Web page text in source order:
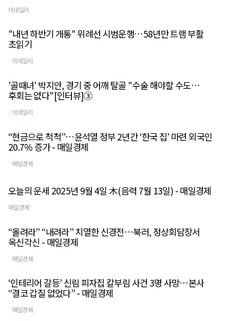
이데일리
"내년 하반기 개통" 위례선 시범운행…58년만 트램 부활
초읽기
이데일리
'골때녀' 박지안, 경기 중 어깨 탈골 "수술 해야할 수도…
후회는 없다"[인터뷰]③
이데일리
“현금으로 척척”…윤석열 정부 2년간 ‘한국 집’ 마련 외국인
20.7% 증가 - 매일경제
매일경제
오늘의 운세 2025년 9월 4일 木(음력 7월 13일) - 매일경제
매일경제
“올려라” “내려라” 치열한 신경전…북러, 정상회담장서
옥신각신 - 매일경제
매일경제
‘인테리어 갈등’ 신림 피자집 칼부림 사건 3명 사망…본사
“결코 갑질 없었다” - 매일경제
매일경제